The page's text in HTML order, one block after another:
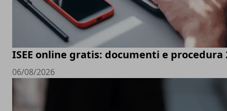
ISEE online gratis: documenti e procedura
06/08/2026